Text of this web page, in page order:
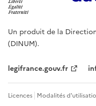
Un produit de la
(DINUM).
legifrance.gouv.fr
Licences Modalités